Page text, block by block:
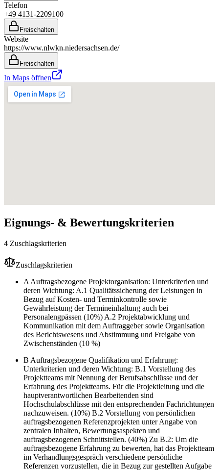
Telefon
+49 4131-2209100
Freischalten
Website
https://www.nlwkn.niedersachsen.de/
Freischalten
In Maps öffnen
Eignungs- & Bewertungskriterien
4 Zuschlagskriterien
Zuschlagskriterien
A Auftragsbezogene Projektorganisation: Unterkriterien und
deren Wichtung: A.1 Qualitätssicherung der Leistungen in
Bezug auf Kosten- und Terminkontrolle sowie
Gewährleistung der Termineinhaltung auch bei
Personalengpässen (10%) A.2 Projektabwicklung und
Kommunikation mit dem Auftraggeber sowie Organisation
des Berichtswesens und Abstimmung und Freigabe von
Zwischenständen (10 %)
B Auftragsbezogene Qualifikation und Erfahrung:
Unterkriterien und deren Wichtung: B.1 Vorstellung des
Projektteams mit Nennung der Berufsabschlüsse und der
Erfahrung des Projektteams. Für die Projektleitung und die
hauptverantwortlichen Bearbeitenden sind
Hochschulabschlüsse mit den entsprechenden Fachrichtungen
nachzuweisen. (10%) B.2 Vorstellung von persönlichen
auftragsbezogenen Referenzprojekten unter Angabe von
zentralen Inhalten, Bewertungsaspekten und
auftragsbezogenen Schnittstellen. (40%) Zu B.2: Um die
auftragsbezogene Erfahrung zu bewerten, hat das Projektteam
im Verhandlungsgespräch verschiedene persönliche
Referenzen vorzustellen, die in Bezug zur gestellten Aufgabe